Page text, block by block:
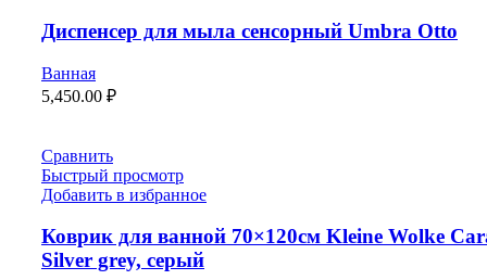
Диспенсер для мыла сенсорный Umbra Otto
Ванная
5,450.00 ₽
Сравнить
Быстрый просмотр
Добавить в избранное
Коврик для ванной 70×120см Kleine Wolke
Silver grey, серый